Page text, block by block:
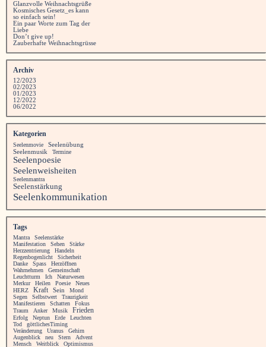
Glanzvolle Weihnachtsgrüße
Kosmisches Gesetz_es kann
so einfach sein!
Ein paar Worte zum Tag der
Liebe
Don’t give up!
Zauberhafte Weihnachtsgrüsse
Archiv
12/2023
02/2023
01/2023
12/2022
06/2022
Kategorien
Seelenmovie
Seelenübung
Seelenmusik
Termine
Seelenpoesie
Seelenweisheiten
Seelenmantra
Seelenstärkung
Seelenkommunikation
Tags
Mantra
Seelenstärke
Manifestation
Sehen
Stärke
Herzzentrierung
Handeln
Regenbogenlicht
Sicherheit
Danke
Spass
Herzöffnen
Wahrnehmen
Gemeinschaft
Leuchtturm
Ich
Naturwesen
Merkur
Heilen Poesie
Neues
HERZ
Kraft Sein
Mond
Segen
Selbstwert
Traurigkeit
Manifestieren
Schatten
Fokus
Traum
Anker Musik Frieden
Erfolg Neptun Erde
Leuchten
Tod
göttlichesTiming
Veränderung
Uranus
Gehirn
Augenblick
neu Stern
Advent
Mensch
Weitblick
Optimismus